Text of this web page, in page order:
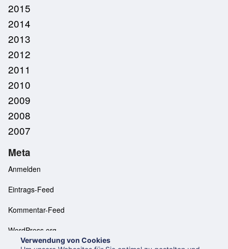
2015
2014
2013
2012
2011
2010
2009
2008
2007
Meta
Anmelden
Eintrags-Feed
Kommentar-Feed
WordPress.org
Verwendung von Cookies